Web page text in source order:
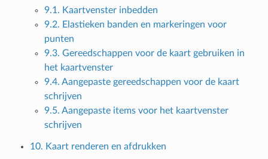
9.1. Kaartvenster inbedden
9.2. Elastieken banden en markeringen voor
punten
9.3. Gereedschappen voor de kaart gebruiken in
het kaartvenster
9.4. Aangepaste gereedschappen voor de kaart
schrijven
9.5. Aangepaste items voor het kaartvenster
schrijven
10. Kaart renderen en afdrukken